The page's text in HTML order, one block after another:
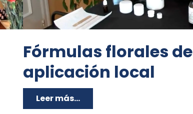
Fórmulas florales de
aplicación local
Leer más...